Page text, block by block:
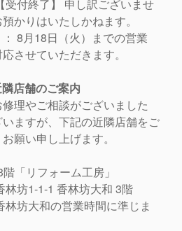
受付終了】 申し訳ございませ
かりはいたしかねます。
8月18日（火）までの営業
させていただきます。
店舗のご案内
理やご相談がございました
ますが、 下記の近隣店舗をご
願い申し上げます。
「リフォーム工房」
林坊1-1-1 香林坊大和 3階
坊大和の営業時間に準じま